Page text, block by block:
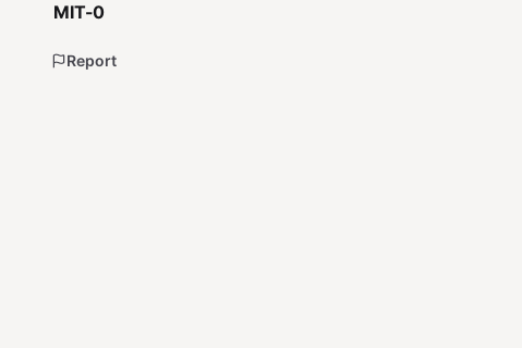
MIT-0
Report